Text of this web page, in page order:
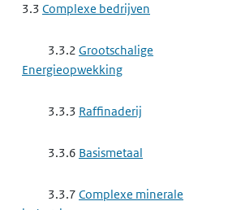
3.3 Complexe bedrijven
3.3.2 Grootschalige
Energieopwekking
3.3.3 Raffinaderij
3.3.6 Basismetaal
3.3.7 Complexe minerale